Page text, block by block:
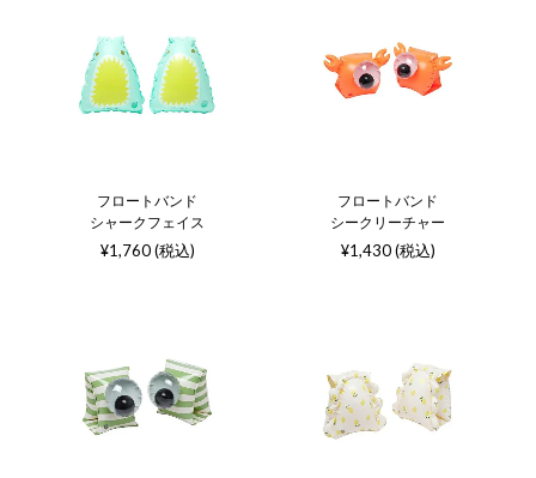
フロートバンド
シャークフェイス
¥1,760 (税込)
フロートバンド
シークリーチャー
¥1,430 (税込)